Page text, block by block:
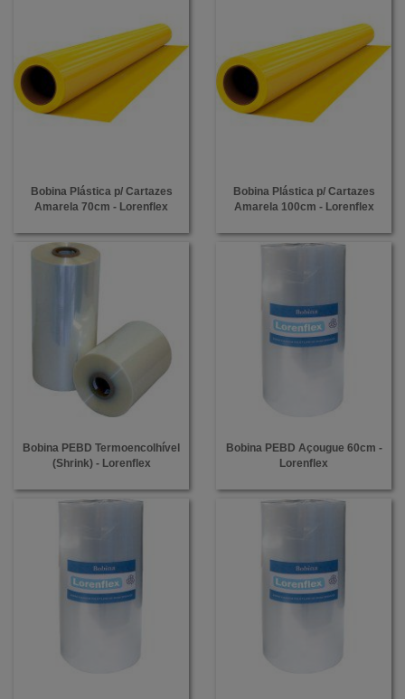
Bobina Plástica p/ Cartazes
Amarela 70cm - Lorenflex
Bobina Plástica p/ Cartazes
Amarela 100cm - Lorenflex
Bobina PEBD Termoencolhível
(Shrink) - Lorenflex
Bobina PEBD Açougue 60cm -
Lorenflex